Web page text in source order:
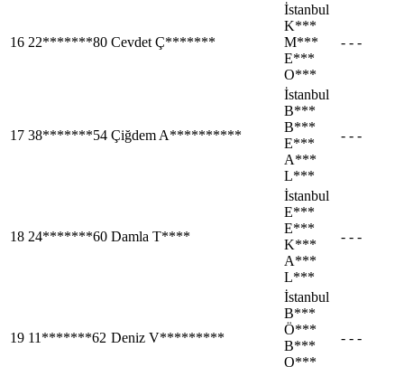
16 22*******80 Cevdet Ç*******
İstanbul
K***
M***
E***
O***
- - -
17 38*******54 Çiğdem A**********
İstanbul
B***
B***
E***
A***
L***
- - -
18 24*******60 Damla T****
İstanbul
E***
E***
K***
A***
L***
- - -
19 11*******62 Deniz V*********
İstanbul
B***
Ö***
B***
O***
- - -